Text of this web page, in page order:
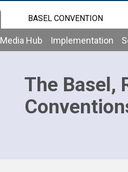
BASEL CONVENTION
Media Hub Implementation
The Basel,